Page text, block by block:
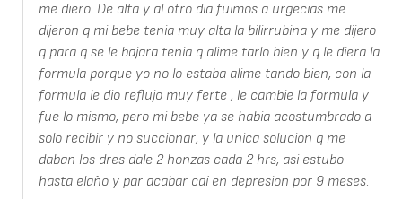
me diero. De alta y al otro dia fuimos a urgecias me
dijeron q mi bebe tenia muy alta la bilirrubina y me dijero
q para q se le bajara tenia q alime tarlo bien y q le diera la
formula porque yo no lo estaba alime tando bien, con la
formula le dio reflujo muy ferte , le cambie la formula y
fue lo mismo, pero mi bebe ya se habia acostumbrado a
solo recibir y no succionar, y la unica solucion q me
daban los dres dale 2 honzas cada 2 hrs, asi estubo
hasta elaño y par acabar caí en depresion por 9 meses.